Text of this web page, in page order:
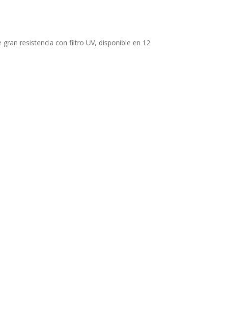
resistencia con filtro UV, disponible en 12